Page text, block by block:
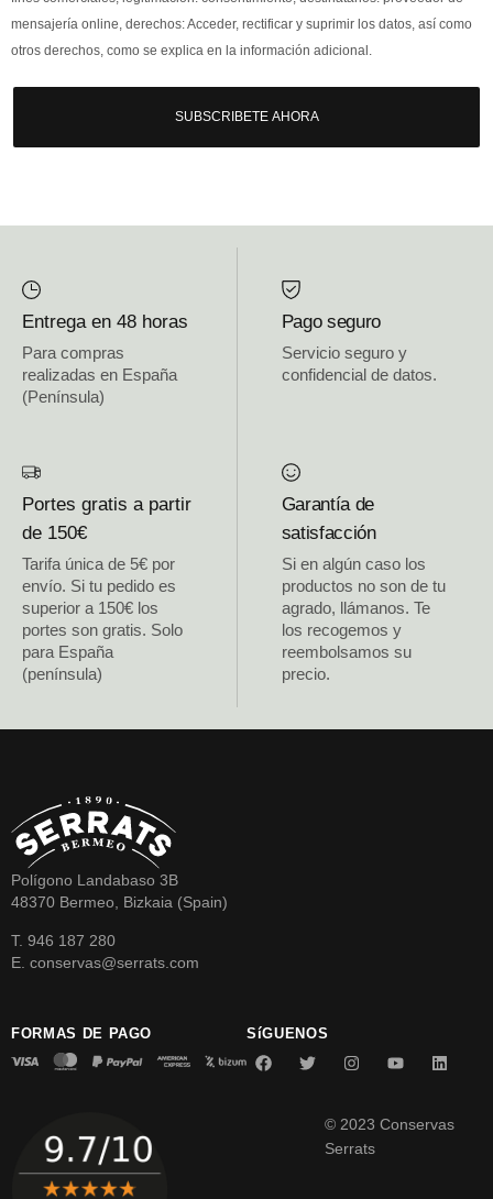
mensajería online, derechos: Acceder, rectificar y suprimir los datos, así como
otros derechos, como se explica en la información adicional.
SUBSCRIBETE AHORA
Entrega en 48 horas
Para compras
realizadas en España
(Península)
Pago seguro
Servicio seguro y
confidencial de datos.
Portes gratis a partir
de 150€
Tarifa única de 5€ por
envío. Si tu pedido es
superior a 150€ los
portes son gratis. Solo
para España
(península)
Garantía de
satisfacción
Si en algún caso los
productos no son de tu
agrado, llámanos. Te
los recogemos y
reembolsamos su
precio.
Polígono Landabaso 3B
48370 Bermeo, Bizkaia (Spain)
T. 946 187 280
E. conservas@serrats.com
FORMAS DE PAGO SíGUENOS
© 2023 Conservas
Serrats